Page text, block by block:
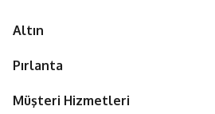
Altın
Pırlanta
Müşteri Hizmetleri